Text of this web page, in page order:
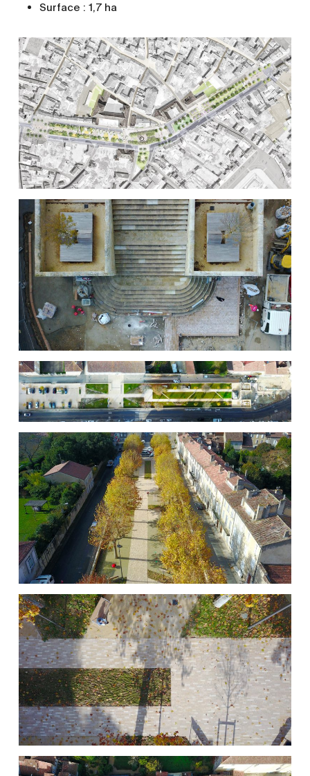
Surface : 1,7 ha